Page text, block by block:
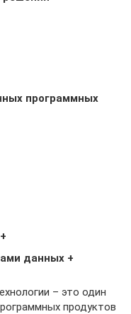
программных
данных +
– это один
продуктов